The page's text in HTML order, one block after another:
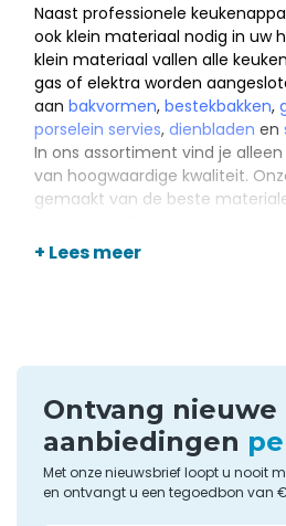
Naast professionele
ook klein materiaal nodig in uw
klein materiaal vallen alle
gas of elektra worden
aan bakvormen, bestekbakken,
porselein servies, dienbladen en
In ons assortiment vind je
van hoogwaardige kwaliteit.
gemaakt van de beste
efficiënter kunt werken en zo
alleen keukenmateriaal van de
van Olympia en vergieten van
ons terecht voor diverse
gietijzeren ovenschalenen
Ook voor materialen die niet
gebruik in de keuken bent u bij
+ Lees meer
Ontvang nieuwe
aanbiedingen
Met onze nieuwsbrief loopt u nooit
en ontvangt u een tegoedbon van